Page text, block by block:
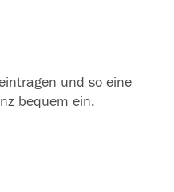
und so eine
bequem ein.